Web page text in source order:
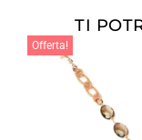
TI
Offerta!